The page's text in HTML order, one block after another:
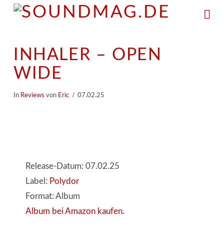
INHALER – OPEN
WIDE
In Reviews von Eric 07.02.25
Release-Datum: 07.02.25
Label: Polydor
Format: Album
Album bei Amazon kaufen.